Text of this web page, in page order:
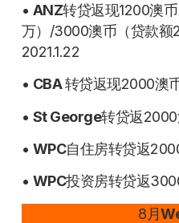
• ANZ转贷返现1200澳
万）/3000澳币（贷款额
2021.1.22
• CBA转贷返现2000澳
• St George转贷返2000
• WPC自住房转贷返
• WPC投资房转贷返
8月